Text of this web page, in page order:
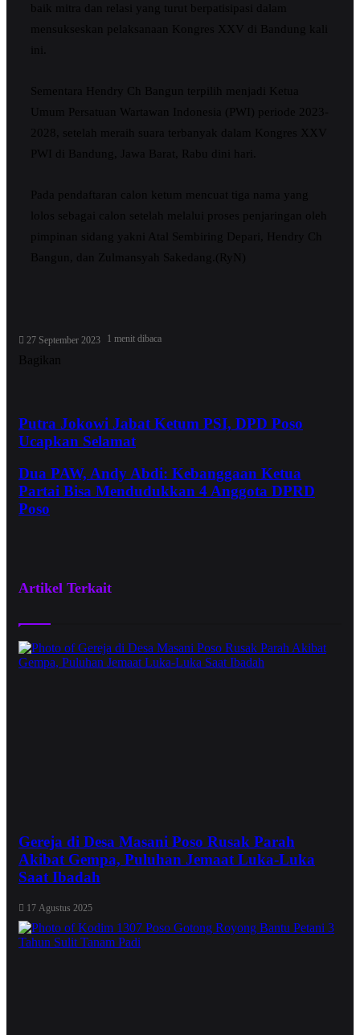
baik mitra dan relasi yang turut berpatisipasi dalam
mensukseskan pelaksanaan Kongres XXV di Bandung kali
Sementara Hendry Ch Bangun terpilih menjadi Ketua
Umum Persatuan Wartawan Indonesia (PWI) periode 2023-
2028, setelah meraih suara terbanyak dalam Kongres XXV
PWI di Bandung, Jawa Barat, Rabu dini hari.
Pada pendaftaran calon ketum mencuat tiga nama yang
lolos sebagai calon setelah melalui proses penjaringan oleh
pimpinan sidang yakni Atal Sembiring Depari, Hendry Ch
Bangun, dan Zulmansyah Sakedang.(RyN)
27 September 2023 1 menit dibaca
Bagikan
Putra Jokowi Jabat Ketum PSI, DPD Poso
Ucapkan Selamat
Dua PAW, Andy Abdi: Kebanggaan Ketua
Partai Bisa Mendudukkan 4 Anggota DPRD
Poso
Artikel Terkait
Gereja di Desa Masani Poso Rusak Parah
Akibat Gempa, Puluhan Jemaat Luka-Luka
Saat Ibadah
17 Agustus 2025